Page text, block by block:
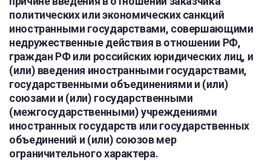
политических или экономических санкций
иностранными государствами, совершающими
недружественные действия в отношении РФ,
граждан РФ или российских юридических лиц, и
(или) введения иностранными государствами,
государственными объединениями и (или)
союзами и (или) государственными
(межгосударственными) учреждениями
иностранных государств или государственных
объединений и (или) союзов мер
ограничительного характера.